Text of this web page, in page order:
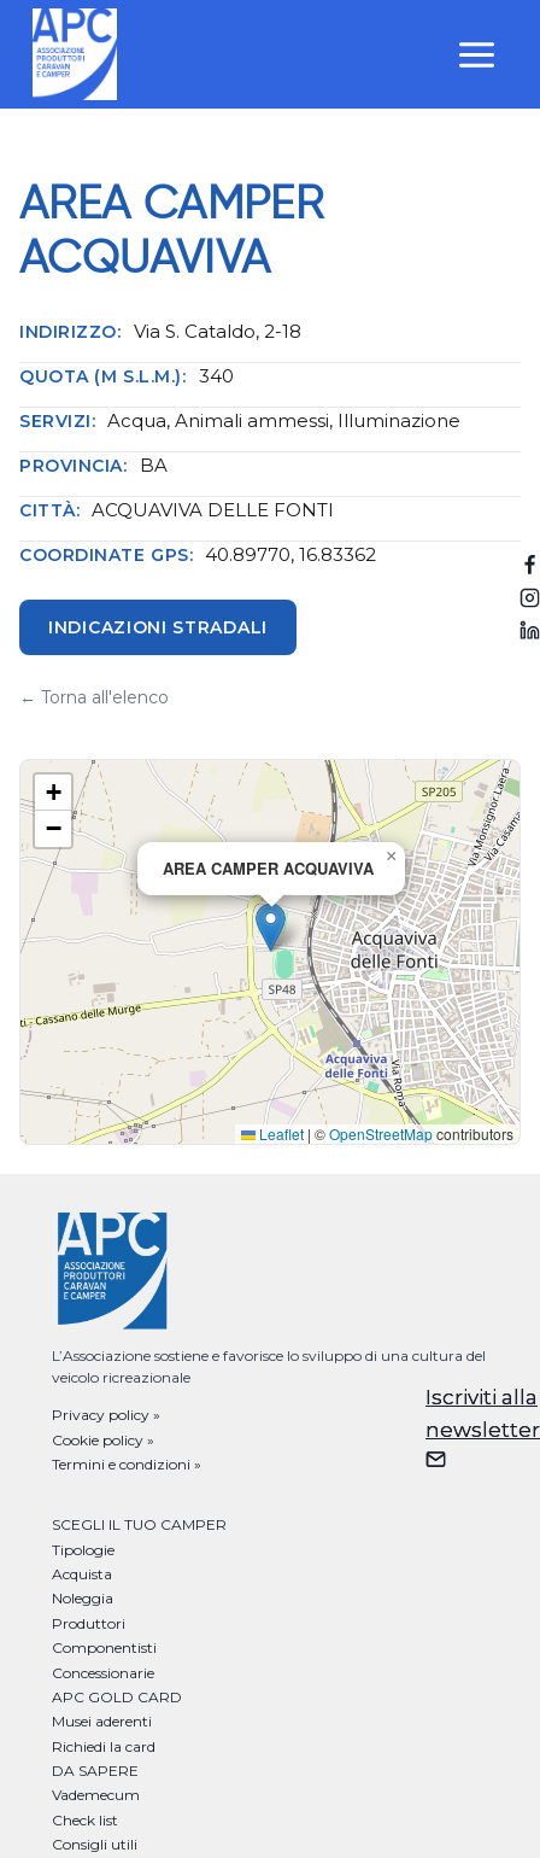
Salta
contenuto
Iscriviti alla
newsletter
AREA CAMPER
ACQUAVIVA
INDIRIZZO: Via S. Cataldo, 2-18
QUOTA (M S.L.M.): 340
SERVIZI: Acqua, Animali ammessi, Illuminazione
PROVINCIA: BA
CITTÀ: ACQUAVIVA DELLE FONTI
COORDINATE GPS: 40.89770, 16.83362
INDICAZIONI STRADALI
← Torna all'elenco
AREA CAMPER ACQUAVIVA
×
+
−
Leaflet | ©OpenStreetMapcontributors
L’Associazione sostiene e favorisce lo sviluppo di una cultura del
veicolo ricreazionale
Privacy policy »
Cookie policy »
Termini e condizioni »
SCEGLI IL TUO CAMPER
Tipologie
Acquista
Noleggia
Produttori
Componentisti
Concessionarie
APC GOLD CARD
Musei aderenti
Richiedi la card
DA SAPERE
Vademecum
Check list
Consigli utili
Iscriviti alla
newsletter